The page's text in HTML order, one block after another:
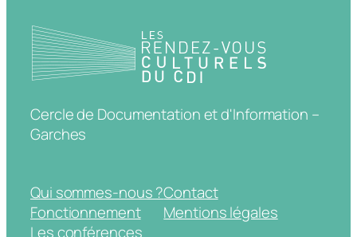
Cercle de Documentation et d'Information –
Garches
Qui sommes-nous ?
Fonctionnement
Les conférences
Contact
Mentions légales